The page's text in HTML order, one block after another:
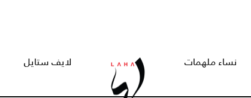
نساء ملهمات لايف ستايل